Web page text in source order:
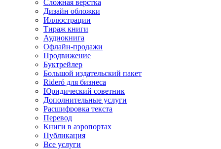
Сложная верстка
Дизайн обложки
Иллюстрации
Тираж книги
Аудиокнига
Офлайн-продажи
Продвижение
Буктрейлер
Большой издательский пакет
Rideró для бизнеса
Юридический советник
Дополнительные услуги
Расшифровка текста
Перевод
Книги в аэропортах
Публикация
Все услуги